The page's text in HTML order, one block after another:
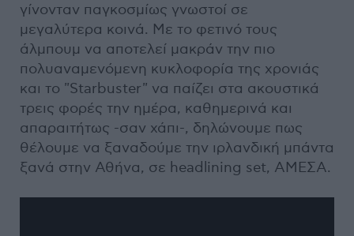
γίνονταν παγκοσμίως γνωστοί σε
μεγαλύτερα κοινά. Με το φετινό τους
άλμπουμ να αποτελεί μακράν την πιο
πολυαναμενόμενη κυκλοφορία της χρονιάς
και το "Starbuster" να παίζει στα ακουστικά
τρεις φορές την ημέρα, καθημερινά και
απαραιτήτως -σαν χάπι-, δηλώνουμε πως
θέλουμε να ξαναδούμε την ιρλανδική μπάντα
ξανά στην Αθήνα, σε headlining set, ΑΜΕΣΑ.